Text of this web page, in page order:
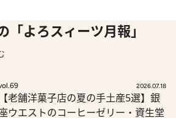
「よろスィーツ月報」
2026.07.18
【老舗洋菓子店の夏の手土産5選】銀
ウエストのコーヒーゼリー・資生堂